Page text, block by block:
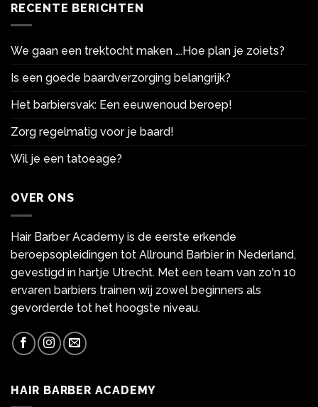
RECENTE BERICHTEN
We gaan een trektocht maken ….Hoe plan je zoiets?
Is een goede baardverzorging belangrijk?
Het barbiersvak: Een eeuwenoud beroep!
Zorg regelmatig voor je baard!
Wil je een tatoeage?
OVER ONS
Hair Barber Academy is de eerste erkende
beroepsopleidingen tot Allround Barbier in Nederland,
gevestigd in hartje Utrecht. Met een team van zo'n 10
ervaren barbiers trainen wij zowel beginners als
gevorderde tot het hoogste niveau.
HAIR BARBER ACADEMY